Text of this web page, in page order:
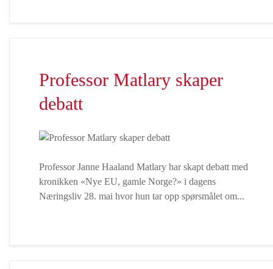
Professor Matlary skaper
debatt
Professor Janne Haaland Matlary har skapt debatt med
kronikken «Nye EU, gamle Norge?» i dagens
Næringsliv 28. mai hvor hun tar opp spørsmålet om...